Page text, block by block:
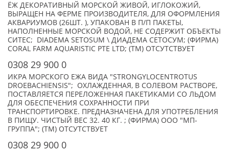
ЁЖ ДЕКОРАТИВНЫЙ МОРСКОЙ ЖИВОЙ, ИГЛОКОЖИЙ,
ВЫРАЩЕН НА ФЕРМЕ ПРОИЗВОДИТЕЛЯ, ДЛЯ ОФОРМЛЕНИЯ
АКВАРИУМОВ (26ШТ. ), УПАКОВАН В П/П ПАКЕТЫ,
НАПОЛНЕННЫЕ МОРСКОЙ ВОДОЙ, НЕ СОДЕРЖИТ ОБЪЕКТЫ
СИТЕС; DIADEMA SETOSUM \ ДИАДЕМА СЕТОСУМ; (ФИРМА)
CORAL FARM AQUARISTIC PTE LTD; (TM) ОТСУТСТВУЕТ
0308 29 900 0
ИКРА МОРСКОГО ЕЖА ВИДА "STRONGYLOCENTROTUS
DROEBACHIENSIS"; ОХЛАЖДЕННАЯ, В СОЛЕВОМ РАСТВОРЕ,
ПОСТАВЛЯЕТСЯ ПЕРЕЛОЖЕННАЯ ПАКЕТИКАМИ СО ЛЬДОМ
ДЛЯ ОБЕСПЕЧЕНИЯ СОХРАННОСТИ ПРИ
ТРАНСПОРТИРОВКЕ. ПРЕДНАЗНАЧЕНА ДЛЯ УПОТРЕБЛЕНИЯ
В ПИЩУ. ЧИСТЫЙ ВЕС 32. 40 КГ. ; (ФИРМА) ООО "МП-
ГРУППА"; (TM) ОТСУТСТВУЕТ
0308 29 900 0